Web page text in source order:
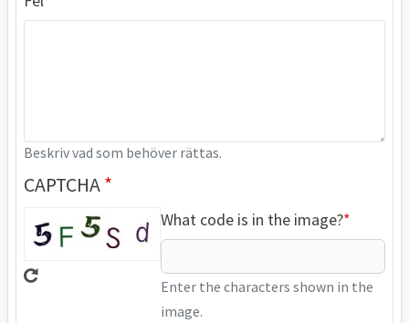
Beskriv vad som behöver rättas.
CAPTCHA
What code is in the image?
Enter the characters shown in the
image.